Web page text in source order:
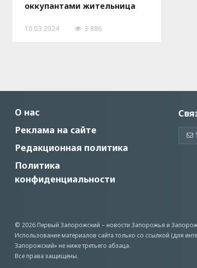
оккупантами жительница
рассказала о пытках
10.03.2024 3 886
О нас
Реклама на сайте
Редакционная политика
Политика
конфиденциальности
© 2026 Первый Запорожский – новости Запорожья и
Использование материалов сайта только со ссылкой (для
Запорожский» не ниже третьего абзаца.
Все права защищены.